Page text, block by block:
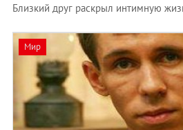
Близкий друг раскрыл интимную
Мир